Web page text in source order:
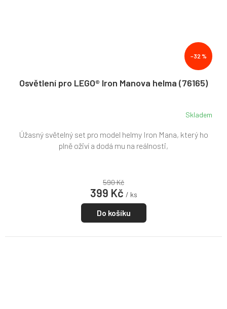
–32 %
Osvětlení pro LEGO® Iron Manova helma (76165)
Skladem
590 Kč
399 Kč / ks
Do košíku
Úžasný světelný set pro model helmy Iron Mana, který ho
plně oživí a dodá mu na reálnosti,